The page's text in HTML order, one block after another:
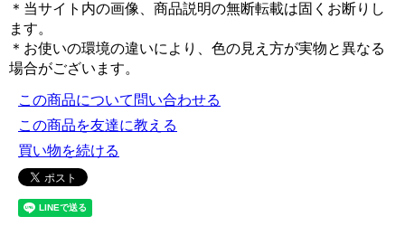
＊当サイト内の画像、商品説明の無断転載は固くお断りし
ます。
＊お使いの環境の違いにより、色の見え方が実物と異なる
場合がございます。
この商品について問い合わせる
この商品を友達に教える
買い物を続ける